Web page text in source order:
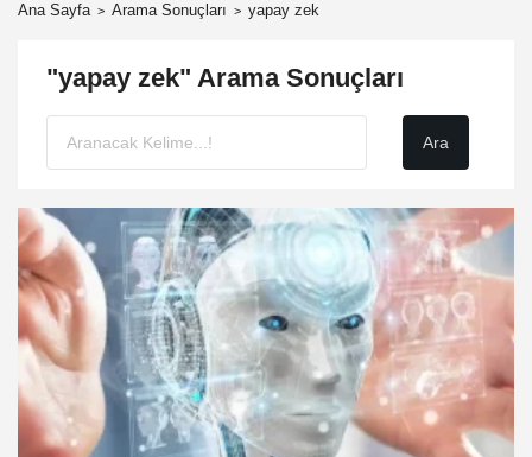
Ana Sayfa Arama Sonuçları yapay zek
"yapay zek" Arama Sonuçları